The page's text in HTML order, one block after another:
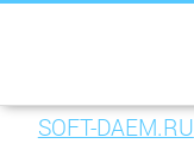
SOFT-DAEM.RU